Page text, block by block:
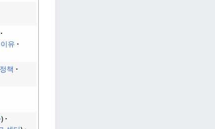
유
책